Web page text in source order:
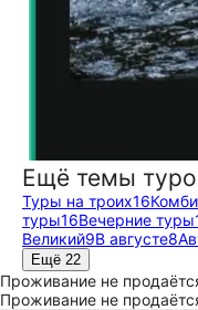
Ещё темы
Туры на троих16
туры16Вечерние туры
Великий9В августе8
Ещё 22
Проживание не
Проживание не